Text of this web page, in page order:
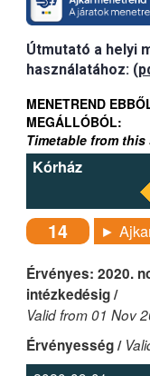
Útmutató a helyi
használatához: (
MENETREND
MEGÁLLÓBÓL:
Timetable from
Kórház
14 ►
Érvényes: 2020.
intézkedésig /
Valid from 01 Nov
Érvényesség /